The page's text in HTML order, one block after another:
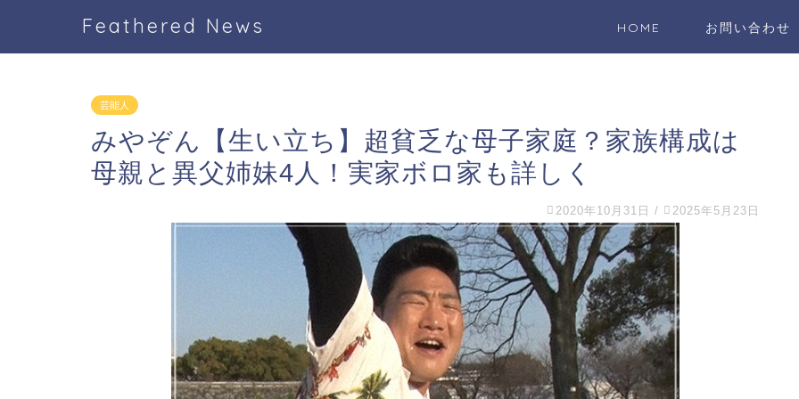
Feathered News HOME お問い合わせ
芸能人
みやぞん【生い立ち】超貧乏な母子家庭？家族構成は
母親と異父姉妹4人！実家ボロ家も詳しく
2020年10月31日 / 2025年5月23日